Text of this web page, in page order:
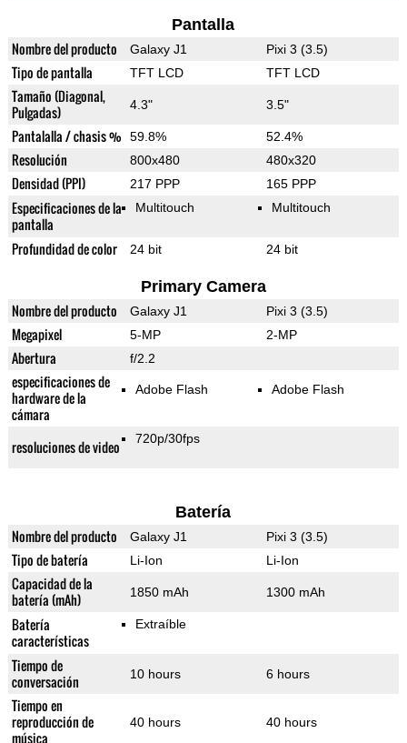
Pantalla
Nombre del producto Galaxy J1 Pixi 3 (3.5)
Tipo de pantalla TFT LCD TFT LCD
Tamaño (Diagonal,
Pulgadas)
4.3" 3.5"
Pantalalla / chasis % 59.8% 52.4%
Resolución 800x480 480x320
Densidad (PPI) 217 PPP 165 PPP
Especificaciones de la
pantalla
Multitouch Multitouch
Profundidad de color 24 bit 24 bit
Primary Camera
Nombre del producto Galaxy J1 Pixi 3 (3.5)
Megapixel 5-MP 2-MP
Abertura f/2.2
especificaciones de
hardware de la
cámara
Adobe Flash Adobe Flash
resoluciones de video 720p/30fps
Batería
Nombre del producto Galaxy J1 Pixi 3 (3.5)
Tipo de batería Li-Ion Li-Ion
Capacidad de la
batería (mAh)
1850 mAh 1300 mAh
Batería
características
Extraíble
Tiempo de
conversación
10 hours 6 hours
Tiempo en
reproducción de
música
40 hours 40 hours